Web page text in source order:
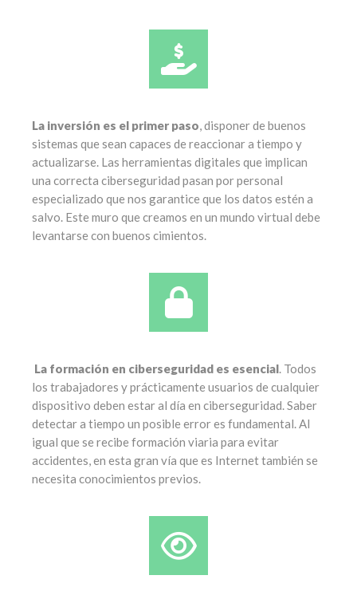
La inversión es el primer paso, disponer de buenos
sistemas que sean capaces de reaccionar a tiempo y
actualizarse. Las herramientas digitales que implican
una correcta ciberseguridad pasan por personal
especializado que nos garantice que los datos estén a
salvo. Este muro que creamos en un mundo virtual debe
levantarse con buenos cimientos.
La formación en ciberseguridad es esencial. Todos
los trabajadores y prácticamente usuarios de cualquier
dispositivo deben estar al día en ciberseguridad. Saber
detectar a tiempo un posible error es fundamental. Al
igual que se recibe formación viaria para evitar
accidentes, en esta gran vía que es Internet también se
necesita conocimientos previos.